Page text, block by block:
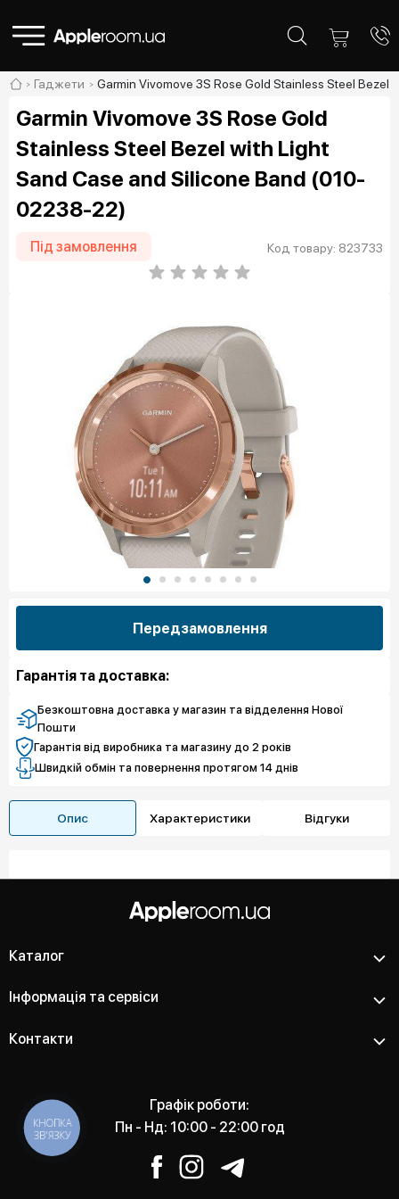
Гаджети Garmin Vivomove 3S Rose Gold Stainless Steel
Garmin Vivomove 3S Rose Gold
Stainless Steel Bezel with Light
Sand Case and Silicone Band (010-
02238-22)
Під замовлення Код товару: 823733
Передзамовлення
Гарантія та доставка:
Безкоштовна доставка у магазин та відделення Нової
Пошти
Гарантія від виробника та магазину до 2 років
Швидкій обмін та повернення протягом 14 днів
Опис Характеристики Відгуки
Каталог
Інформація та сервіси
Контакти
Графік роботи:
Пн - Нд: 10:00 - 22:00 год
КНОПКА
ЗВ'ЯЗКУ